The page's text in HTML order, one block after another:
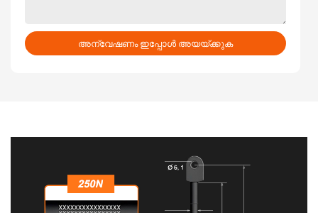
അന്വേഷണം ഇപ്പോൾ അയയ്ക്കുക